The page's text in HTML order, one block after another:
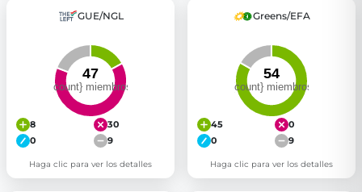
GUE/NGL
8
30
0
9
Haga clic para ver los detalles
Greens/EFA
45
0
0
9
Haga clic para ver los detalles